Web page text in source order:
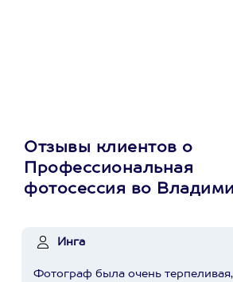
Отзывы клиентов о
Профессиональная
фотосессия во
Инга
Фотограф была очень